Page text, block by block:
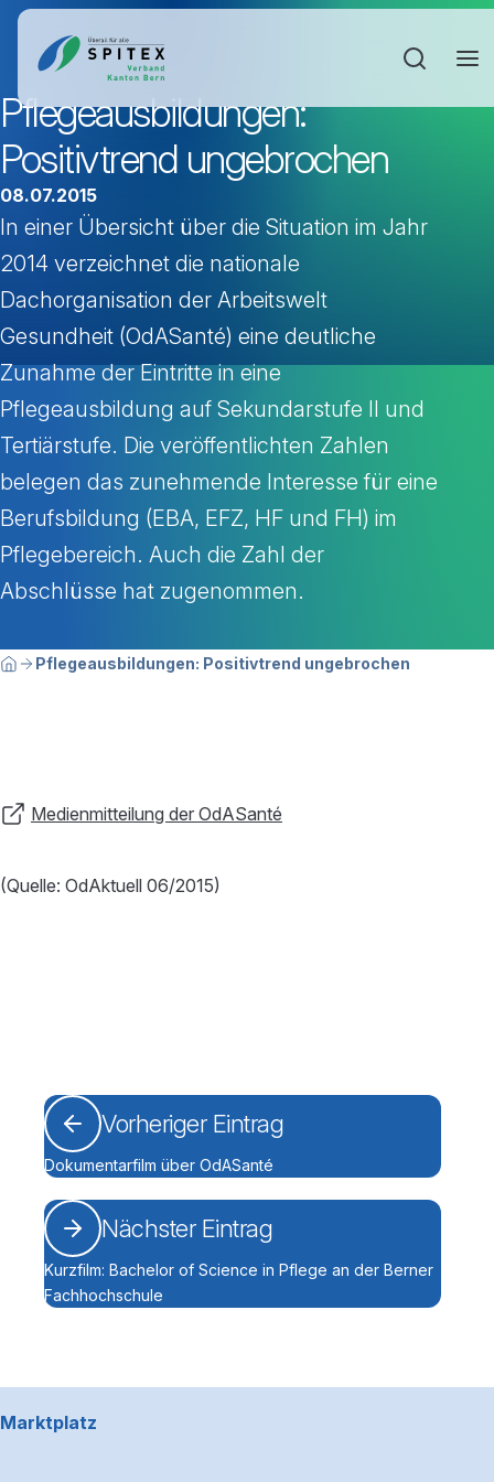
Pflegeausbildungen:
Positivtrend ungebrochen
08.07.2015
In einer Übersicht über die Situation im Jahr
2014 verzeichnet die nationale
Dachorganisation der Arbeitswelt
Gesundheit (OdASanté) eine deutliche
Zunahme der Eintritte in eine
Pflegeausbildung auf Sekundarstufe II und
Tertiärstufe. Die veröffentlichten Zahlen
belegen das zunehmende Interesse für eine
Berufsbildung (EBA, EFZ, HF und FH) im
Pflegebereich. Auch die Zahl der
Abschlüsse hat zugenommen.
Breadcrumbnavigation
Sie befinden sich hier:
HomePflegeausbildungen: Positivtrend ungebrochen
Medienmitteilung der OdASanté
(Quelle: OdAktuell 06/2015)
Vorheriger Eintrag
Dokumentarfilm über OdASanté
Nächster Eintrag
Kurzfilm: Bachelor of Science in Pflege an der Berner
Fachhochschule
Marktplatz